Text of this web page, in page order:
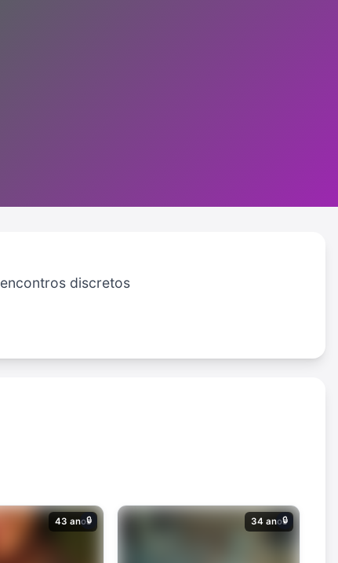
discretos
43 anos
🔒 34 anos
🔒